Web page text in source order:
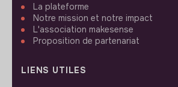
La plateforme
Notre mission et notre impact
L'association makesense
Proposition de partenariat
LIENS UTILES